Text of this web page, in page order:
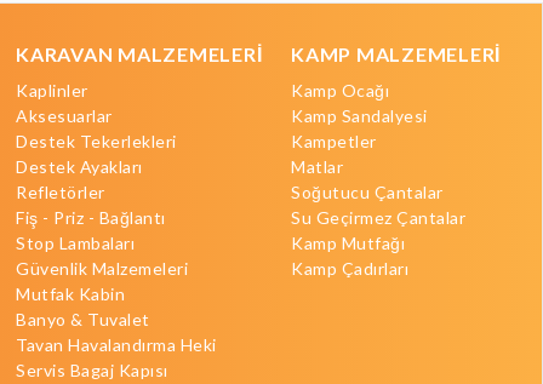
KARAVAN MALZEMELERİ
Kaplinler
Aksesuarlar
Destek Tekerlekleri
Destek Ayakları
Refletörler
Fiş - Priz - Bağlantı
Stop Lambaları
Güvenlik Malzemeleri
Mutfak Kabin
Banyo & Tuvalet
Tavan Havalandırma Heki
Servis Bagaj Kapısı
KAMP MALZEMELERİ
Kamp Ocağı
Kamp Sandalyesi
Kampetler
Matlar
Soğutucu Çantalar
Su Geçirmez Çantalar
Kamp Mutfağı
Kamp Çadırları